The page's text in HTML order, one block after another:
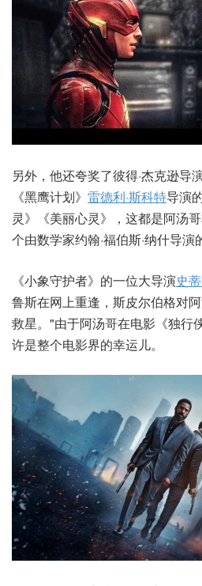
另外，他还夸奖了彼得·杰克逊导
《黑鹰计划》 雷德利·斯科特导演
灵》《美丽心灵》，这都是阿汤
个由数学家约翰·福伯斯·纳什导演
《小象守护者》的一位大导演史
鲁斯在网上重逢，斯皮尔伯格对
救星。"由于阿汤哥在电影《独行
许是整个电影界的幸运儿。